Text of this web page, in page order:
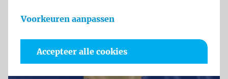
Voorkeuren aanpassen
Accepteer alle cookies